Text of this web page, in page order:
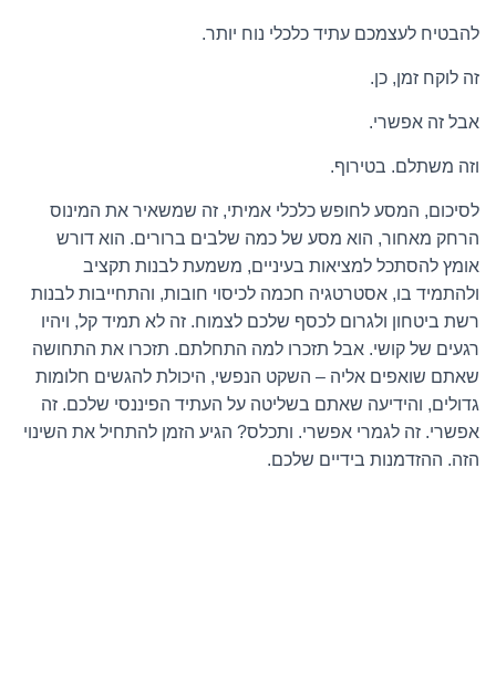
להבטיח לעצמכם עתיד כלכלי נוח יותר.
זה לוקח זמן, כן.
אבל זה אפשרי.
וזה משתלם. בטירוף.
לסיכום, המסע לחופש כלכלי אמיתי, זה שמשאיר את המינוס
הרחק מאחור, הוא מסע של כמה שלבים ברורים. הוא דורש
אומץ להסתכל למציאות בעיניים, משמעת לבנות תקציב
ולהתמיד בו, אסטרטגיה חכמה לכיסוי חובות, והתחייבות לבנות
רשת ביטחון ולגרום לכסף שלכם לצמוח. זה לא תמיד קל, ויהיו
רגעים של קושי. אבל תזכרו למה התחלתם. תזכרו את התחושה
שאתם שואפים אליה – השקט הנפשי, היכולת להגשים חלומות
גדולים, והידיעה שאתם בשליטה על העתיד הפיננסי שלכם. זה
אפשרי. זה לגמרי אפשרי. ותכלס? הגיע הזמן להתחיל את השינוי
הזה. ההזדמנות בידיים שלכם.